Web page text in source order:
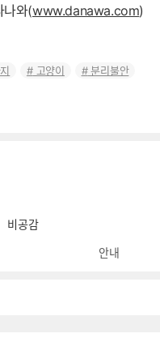
나와(www.danawa.com)
고양이
분리불안
비공감
안내